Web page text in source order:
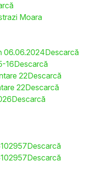
Moara
06.06.2024Descarcă
16Descarcă
22Descarcă
22Descarcă
Descarcă
Descarcă
Descarcă